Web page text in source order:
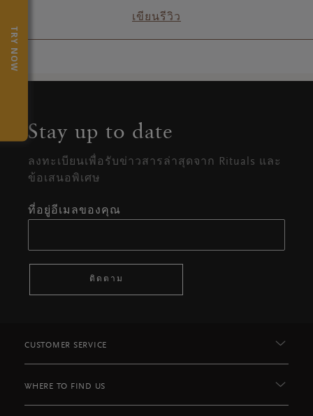
เขียนรีวิว
TRY NOW
Stay up to date
ลงทะเบียนเพื่อรับข่าวสารล่าสุดจาก Rituals และ
ข้อเสนอพิเศษ
ที่อยู่อีเมลของคุณ
ติดตาม
CUSTOMER SERVICE
WHERE TO FIND US